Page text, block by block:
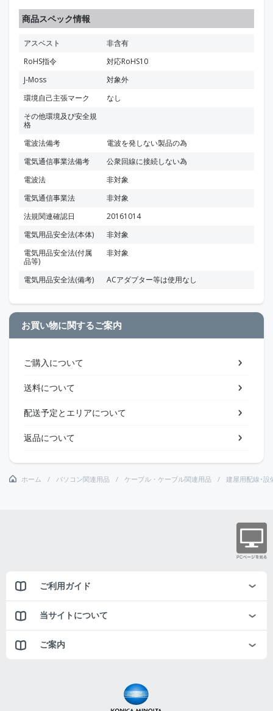
商品スペック情報
アスベスト
非含有
RoHS指令
対応RoHS10
J-Moss
対象外
環境自己主張マーク
なし
その他環境及び安全規
格
電波法備考
電波を発しない製品の為
電気通信事業法備考
公衆回線に接続しない為
電波法
非対象
電気通信事業法
非対象
法規関連確認日
20161014
電気用品安全法(本体)
非対象
電気用品安全法(付属
品等)
非対象
電気用品安全法(備考) ACアダプター等は使用なし
お買い物に関するご案内
ご購入について
送料について
配送予定とエリアについて
返品について
ホーム パソコン関連用品 ケーブル・ケーブル関連用品 建屋用配線･設
ご利用ガイド
当サイトについて
ご案内